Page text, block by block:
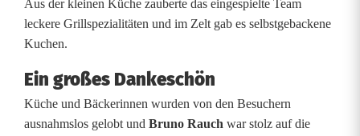
t
e
u
Aus der kleinen Küche zauberte das eingespielte Team
leckere Grillspezialitäten und im Zelt gab es selbstgebackene
Kuchen.
Ein großes Dankeschön
Küche und Bäckerinnen wurden von den Besuchern
ausnahmslos gelobt und Bruno Rauch war stolz auf die